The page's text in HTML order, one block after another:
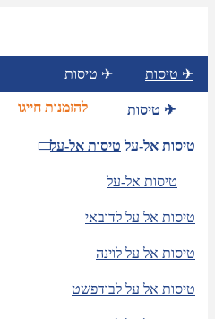
להזמנות חייגו
טיסות ✈ טיסות ✈
טיסות ✈
טיסות אל-על טיסות אל-על
טיסות אל-על
טיסות אל על לדובאי
טיסות אל על לוינה
טיסות אל על לבודפשט